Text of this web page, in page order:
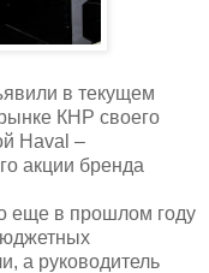
в текущем
КНР своего
Haval –
акции бренда
еще в прошлом году
а руководитель